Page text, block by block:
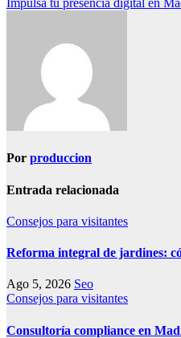
de
Impulsa tu presencia digital en
Por produccion
Entrada relacionada
Consejos para visitantes
Reforma integral de jardines:
Ago 5, 2026 Seo
Consejos para visitantes
Consultoría compliance en